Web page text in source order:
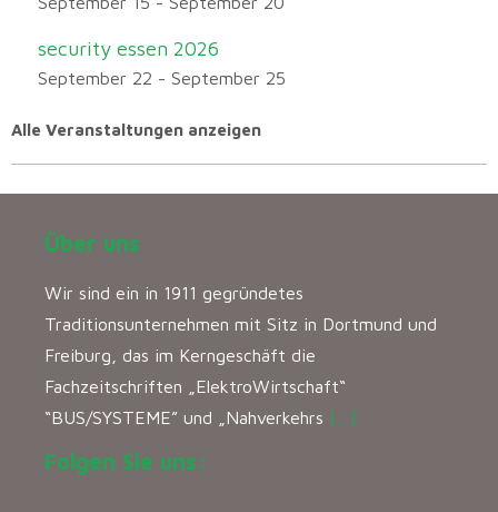
security essen 2026
September 22 - September 25
Alle Veranstaltungen anzeigen
Über uns
Wir sind ein in 1911 gegründetes
Traditionsunternehmen mit Sitz in Dortmund und
Freiburg, das im Kerngeschäft die
Fachzeitschriften „ElektroWirtschaft“
“BUS/SYSTEME” und „Nahverkehrs […]
Folgen Sie uns: